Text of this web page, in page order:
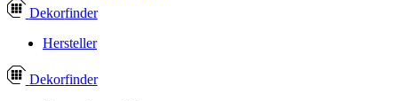
Dekorfinder
Hersteller
Dekorfinder